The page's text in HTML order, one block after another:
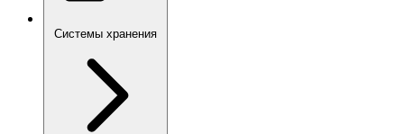
Системы хранения